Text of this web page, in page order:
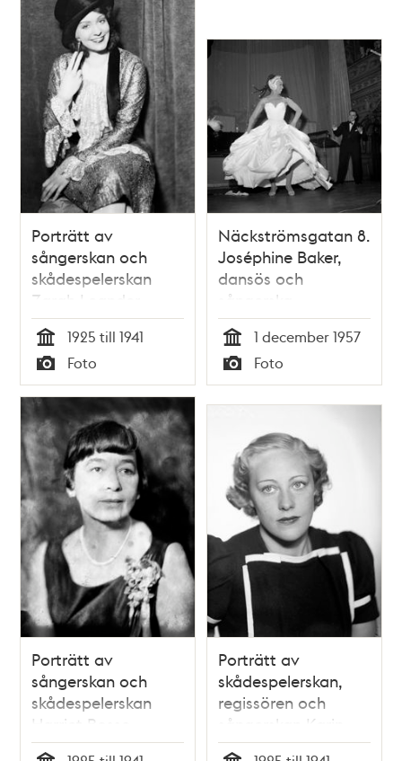
Porträtt av
sångerskan och
skådespelerskan
Zarah Leander,
iklädd hög hatt
Tid
1925 till 1941
Typ
Foto
Näckströmsgatan 8.
Joséphine Baker,
dansös och
sångerska,
uppträder på Berns
Tid
1 december 1957
Typ
Foto
Porträtt av
sångerskan och
skådespelerskan
Harriet Bosse
Porträtt av
skådespelerskan,
regissören och
sångerskan Karin
Ekelund. Karin